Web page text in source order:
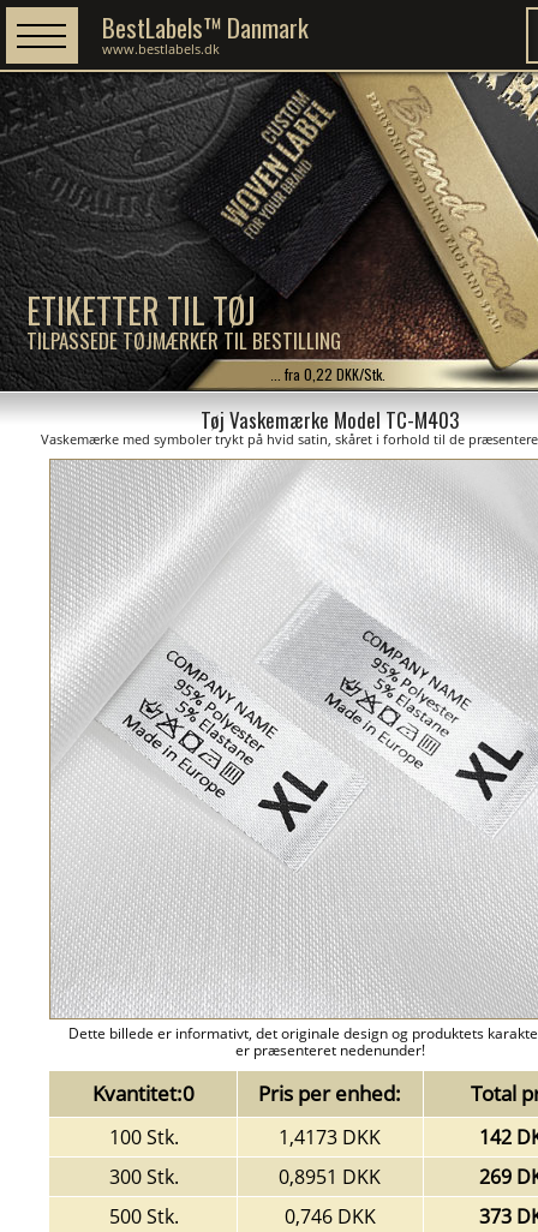
ETIKETTER TIL TØJ
TILPASSEDE TØJMÆRKER TIL BESTILLING
BestLabels™ Danmark
www.bestlabels.dk
... fra 0,22 DKK/Stk.
Tøj Vaskemærke Model TC-M403
Vaskemærke med symboler trykt på hvid satin, skåret i forhold til de
Dette billede er informativt, det originale design og produktets
er præsenteret nedenunder!
Kvantitet:0 Pris per enhed: Total
100 Stk. 1,4173 DKK
142
300 Stk.
0,8951 DKK
269
500 Stk.
0,746 DKK
373